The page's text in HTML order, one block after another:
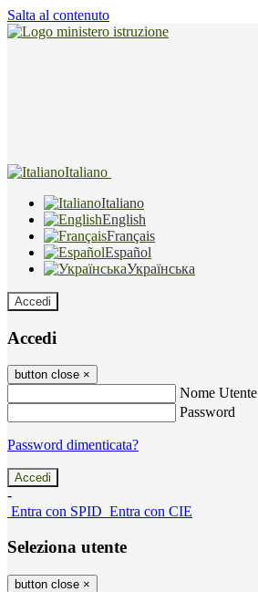
Salta al contenuto
Italiano
Italiano
English
Français
Español
Українська
Accedi
Accedi
button close ×
Nome Utente
Password
Password dimenticata?
-
Entra con SPID Entra con CIE
Seleziona utente
button close ×